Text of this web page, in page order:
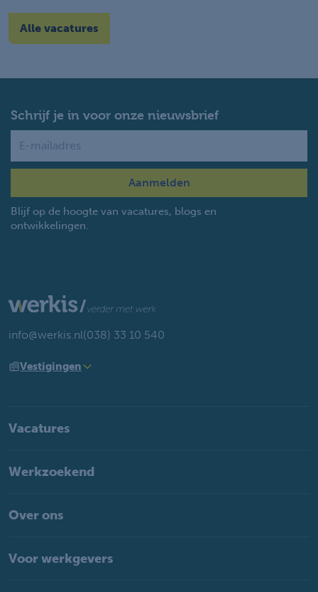
Alle vacatures
Schrijf je in voor onze nieuwsbrief
Blijf op de hoogte van vacatures, blogs en
ontwikkelingen.
info@werkis.nl(038) 33 10 540
Vestigingen
Vacatures
Werkzoekend
Over ons
Voor werkgevers